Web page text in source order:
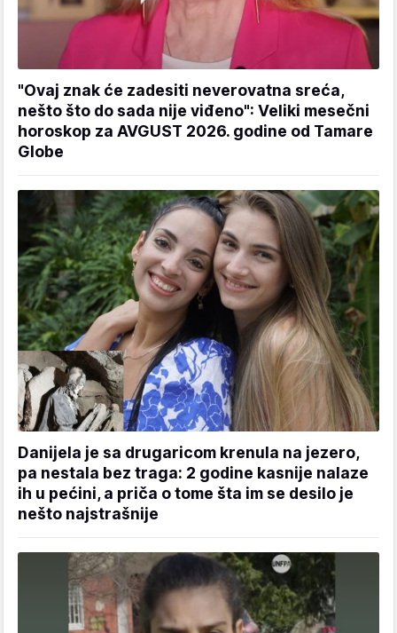
"Ovaj znak će zadesiti neverovatna sreća,
nešto što do sada nije viđeno": Veliki mesečni
horoskop za AVGUST 2026. godine od Tamare
Globe
Danijela je sa drugaricom krenula na jezero,
pa nestala bez traga: 2 godine kasnije nalaze
ih u pećini, a priča o tome šta im se desilo je
nešto najstrašnije